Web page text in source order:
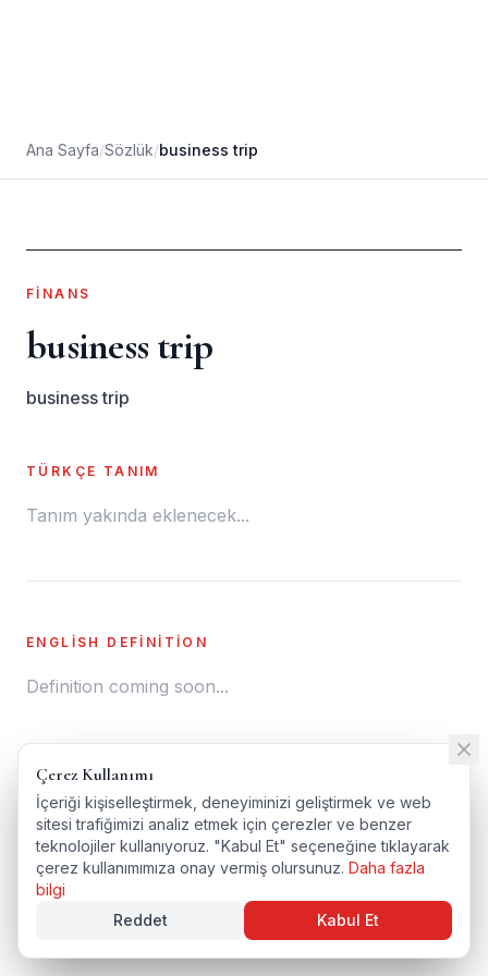
Ana Sayfa/Sözlük/business trip
FINANS
business trip
business trip
TÜRKÇE TANIM
Tanım yakında eklenecek...
ENGLISH DEFINITION
Definition coming soon...
← SÖZLÜĞE DÖN
ENGLISH VERSION
Çerez Kullanımı
İçeriği kişiselleştirmek, deneyiminizi geliştirmek ve web
sitesi trafiğimizi analiz etmek için çerezler ve benzer
teknolojiler kullanıyoruz. "Kabul Et" seçeneğine tıklayarak
çerez kullanımımıza onay vermiş olursunuz. Daha fazla
bilgi
Reddet
Kabul Et
Çerez Kullanımı
İçeriği kişiselleştirmek, deneyiminizi geliştirmek ve web
sitesi trafiğimizi analiz etmek için çerezler ve benzer
teknolojiler kullanıyoruz. "Kabul Et" seçeneğine tıklayarak
çerez kullanımımıza onay vermiş olursunuz. Daha fazla
bilgi
Reddet
Kabul Et